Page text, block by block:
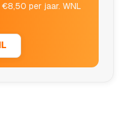
per jaar. WNL